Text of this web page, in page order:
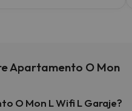
Apartamento O Mon
O Mon L Wifi L Garaje?